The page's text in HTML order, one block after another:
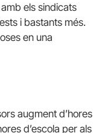
els sindicats
i bastants més.
en una
augment d’hores
d’escola per als